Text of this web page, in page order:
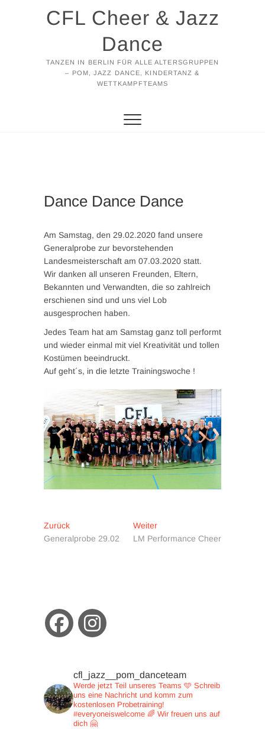
CFL Cheer & Jazz
Dance
TANZEN IN BERLIN FÜR ALLE ALTERSGRUPPEN
– POM, JAZZ DANCE, KINDERTANZ &
WETTKAMPFTEAMS
Dance Dance Dance
Am Samstag, den 29.02.2020 fand unsere
Generalprobe zur bevorstehenden
Landesmeisterschaft am 07.03.2020 statt.
Wir danken all unseren Freunden, Eltern,
Bekannten und Verwandten, die so zahlreich
erschienen sind und uns viel Lob
ausgesprochen haben.
Jedes Team hat am Samstag ganz toll performt
und wieder einmal mit viel Kreativität und tollen
Kostümen beeindruckt.
Auf geht´s, in die letzte Trainingswoche !
Beitragsnavigation
ZurückVorheriger
Beitrag:
Generalprobe 29.02
WeiterNächster
Beitrag:
LM Performance Cheer
cfl_jazz__pom_danceteam
Werde jetzt Teil unseres Teams 🩵 Schreib
uns eine Nachricht und komm zum
kostenlosen Probetraining!
#everyoneiswelcome 🌈 Wir freuen uns auf
dich 🤗